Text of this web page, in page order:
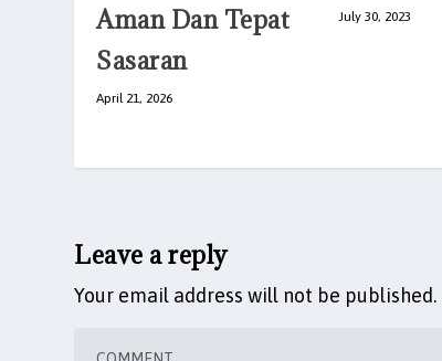
Aman Dan Tepat
Sasaran
April 21, 2026
July 30, 2023
Leave a reply
Your email address will not be published.